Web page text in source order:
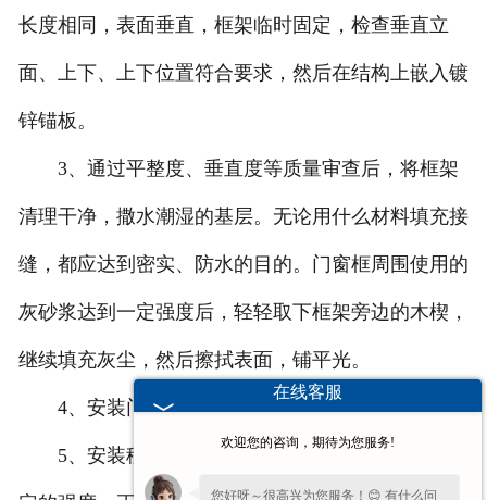
长度相同，表面垂直，框架临时固定，检查垂直立
面、上下、上下位置符合要求，然后在结构上嵌入镀
锌锚板。
3、通过平整度、垂直度等质量审查后，将框架
清理干净，撒水潮湿的基层。无论用什么材料填充接
缝，都应达到密实、防水的目的。门窗框周围使用的
灰砂浆达到一定强度后，轻轻取下框架旁边的木楔，
继续填充灰尘，然后擦拭表面，铺平光。
4、安装门窗扇，按其具体要求进行安装；
5、安装移动门窗滑轮配件，一般原则是需要一
在线客服
欢迎您的咨询，期待为您服务!
您好呀～很高兴为您服务！😊 有什么问